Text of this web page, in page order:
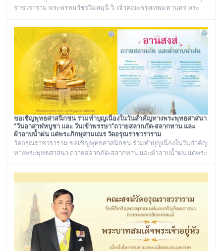
ราชวราราม พระพรหมวัชรวิมลมุนี วิ. เจ้าคณะกรุงเทพมหานคร พระ
และ พระราชวชิรรัตนาภรณ์ ดร. (ชุมพร นิติสาโร) เจ้าคณะแขวงวัด
อรุณ, รองวัดอรุณราชวราราม นายเกียรติวิสุทธิ์ เพ็ชรหมื่นไวย ผู้อำนวย
การเขตบางกอกใหญ่ จัดโครงการเยี่ยมพระภิกษุอาพาธในเขต
บางกอกใหญ่ และเยี่ยม/มอบถุงยัง
ขอเชิญพุทธศาสนิกชน ร่วมทำบุญเนื่องในวันสำคัญทางพระพุทธศาสนา
“วันอาสาฬหบูชา และ วันเข้าพรรษา”ถวายสลากภัต-สลากทาน และ
ผ้าอาบน้ำฝน แด่พระภิกษุสามเณร วัดอรุณราชวราราม
วัดอรุณราชวราราม ขอเชิญพุทธศาสนิกชน ร่วมทำบุญเนื่องในวันสำคัญ
ทางพระพุทธศาสนา ถวายสลากภัต-สลากทาน และผ้าอาบน้ำฝน แด่พระ
พ.ศ. ๒๕๖๙ เวลา ๑๒.๐๐ น. ณ พระวิหาร วัดอรุณราชวราราม
กรุงเทพมหานคร